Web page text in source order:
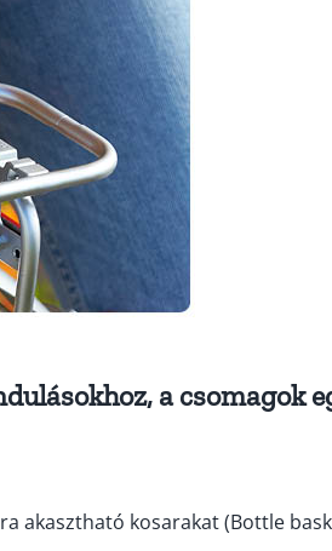
a csomagok
akasztható kosarakat (Bottle